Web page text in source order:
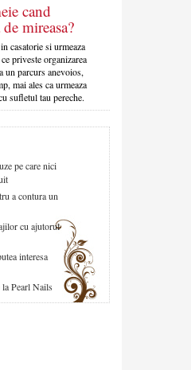
cand
mireasa?
casatorie si urmeaza
priveste organizarea
un parcurs anevoios,
mai ales ca urmeaza
sufletul tau pereche.
pe care nici
a contura un
cu ajutorul
interesa
Pearl Nails